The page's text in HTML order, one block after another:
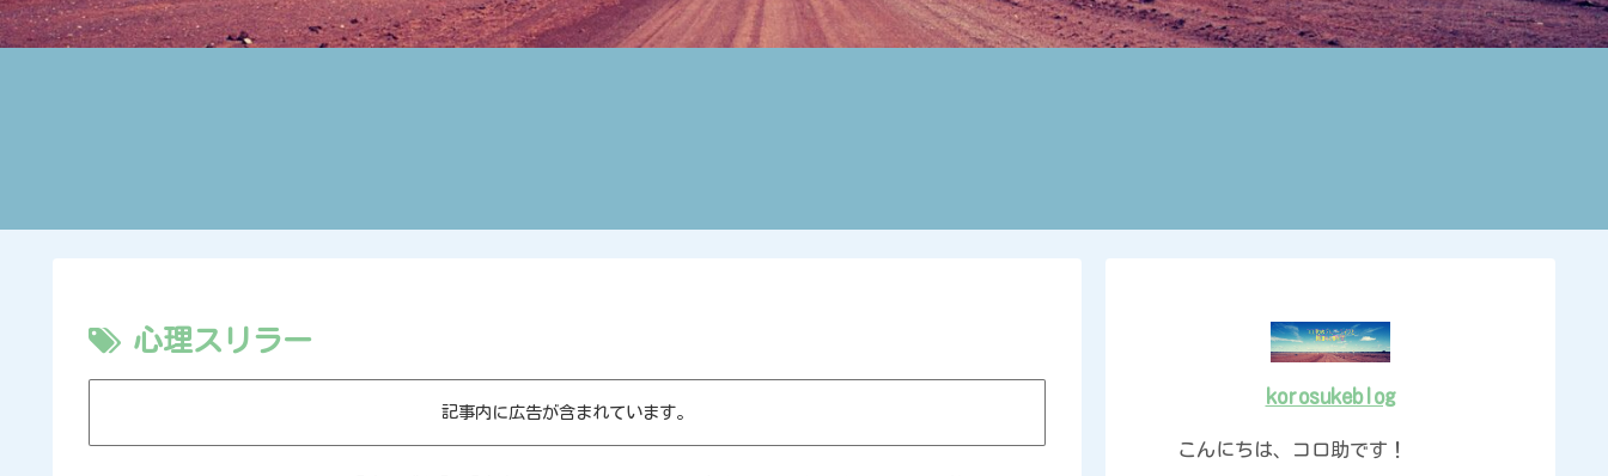
心理スリラー
記事内に広告が含まれています。
korosukeblog
こんにちは、コロ助です！